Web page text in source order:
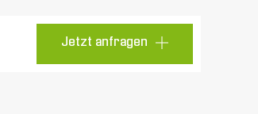
Jetzt anfragen